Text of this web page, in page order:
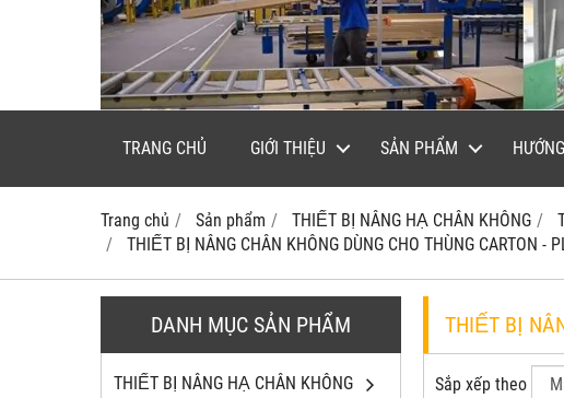
TRANG CHỦ GIỚI THIỆU SẢN PHẨM
Trang chủ Sản phẩm THIẾT BỊ NÂNG HẠ CHÂN KHÔNG
THIẾT BỊ NÂNG CHÂN KHÔNG DÙNG CHO THÙNG CARTON -
DANH MỤC SẢN PHẨM
THIẾT BỊ NÂNG HẠ CHÂN KHÔNG
THIẾT BỊ
Sắp xếp theo